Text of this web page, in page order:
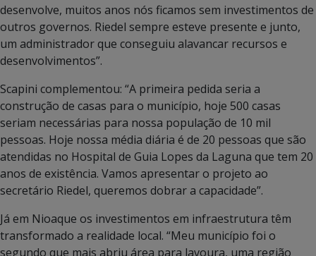
desenvolve, muitos anos nós ficamos sem investimentos de
outros governos. Riedel sempre esteve presente e junto,
um administrador que conseguiu alavancar recursos e
desenvolvimentos”.
Scapini complementou: “A primeira pedida seria a
construção de casas para o município, hoje 500 casas
seriam necessárias para nossa população de 10 mil
pessoas. Hoje nossa média diária é de 20 pessoas que são
atendidas no Hospital de Guia Lopes da Laguna que tem 20
anos de existência. Vamos apresentar o projeto ao
secretário Riedel, queremos dobrar a capacidade”.
Já em Nioaque os investimentos em infraestrutura têm
transformado a realidade local. “Meu município foi o
segundo que mais abriu área para lavoura, uma região